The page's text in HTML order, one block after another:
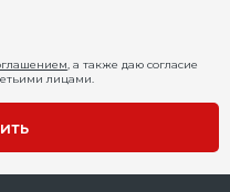
, а также даю согласие
лицами.